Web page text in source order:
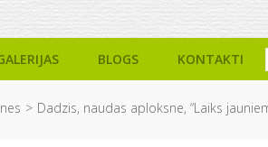
BLOGS KONTAKTI
Dadzis, naudas aploksne, “Laiks